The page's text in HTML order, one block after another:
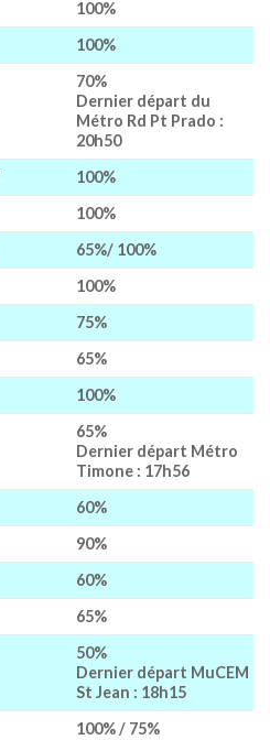
100%
100%
70%
Dernier départ du
Métro Rd Pt Prado :
20h50
100%
100%
65%/ 100%
100%
75%
65%
100%
65%
Dernier départ Métro
Timone : 17h56
60%
90%
60%
65%
50%
Dernier départ MuCEM
St Jean : 18h15
100% / 75%